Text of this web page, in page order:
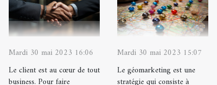
Mardi 30 mai 2023 16:06
Le client est au cœur de tout
business. Pour faire
Mardi 30 mai 2023 15:07
Le géomarketing est une
stratégie qui consiste à